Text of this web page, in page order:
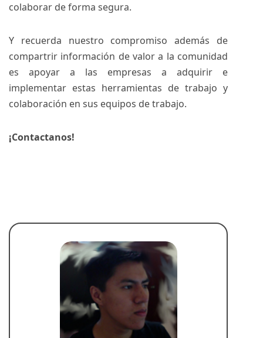
colaborar de forma segura.
Y recuerda nuestro compromiso además de
compartrir información de valor a la comunidad
es apoyar a las empresas a adquirir e
implementar estas herramientas de trabajo y
colaboración en sus equipos de trabajo.
¡Contactanos!